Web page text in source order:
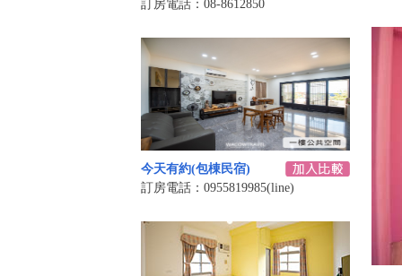
訂房電話：08-8612850
今天有約(包棟民宿)
訂房電話：0955819985(line)